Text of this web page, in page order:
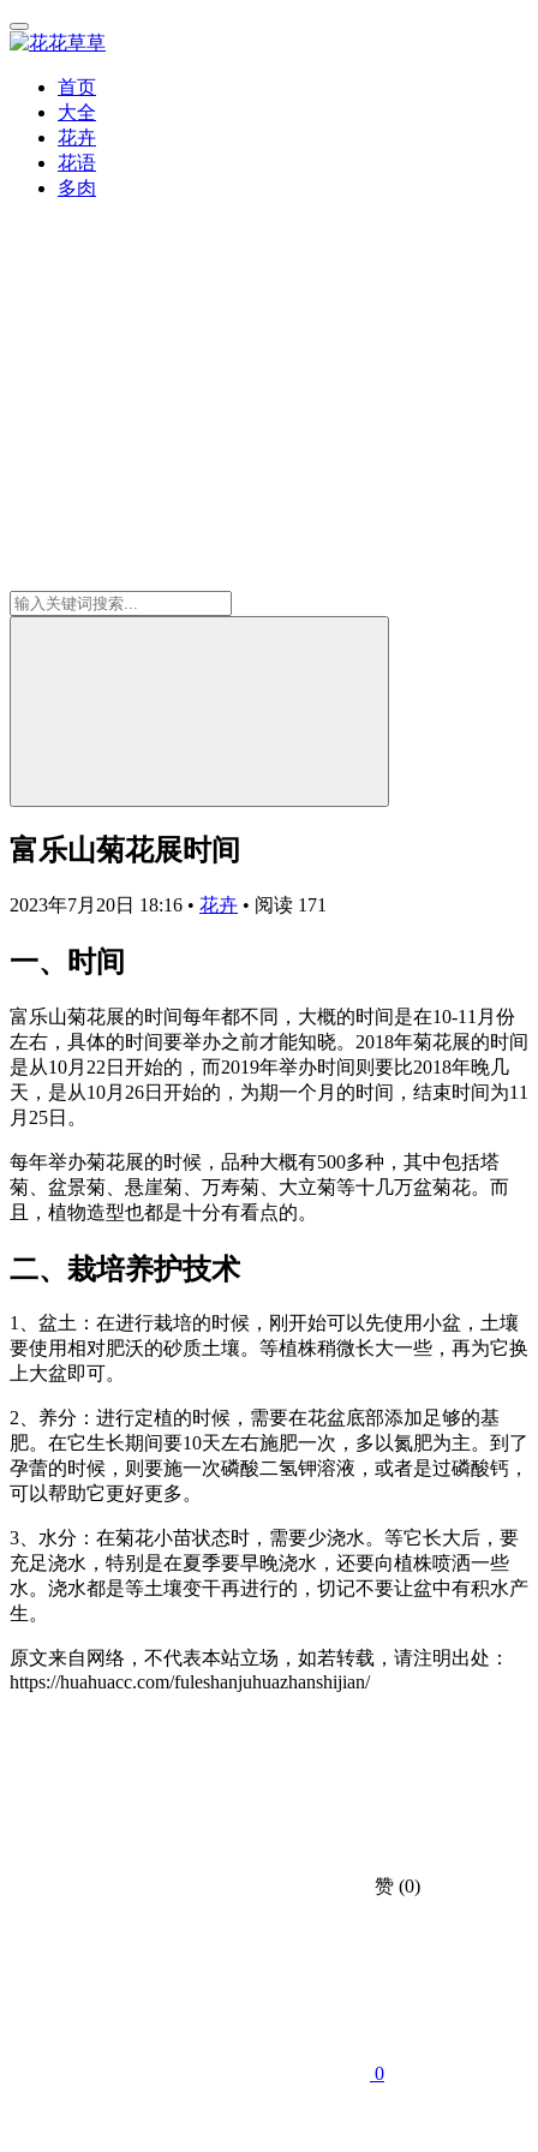
首页
大全
花卉
花语
多肉
富乐山菊花展时间
2023年7月20日 18:16 • 花卉 • 阅读 171
一、时间
富乐山菊花展的时间每年都不同，大概的时间是在10-11月份
左右，具体的时间要举办之前才能知晓。2018年菊花展的时间
是从10月22日开始的，而2019年举办时间则要比2018年晚几
天，是从10月26日开始的，为期一个月的时间，结束时间为11
月25日。
每年举办菊花展的时候，品种大概有500多种，其中包括塔
菊、盆景菊、悬崖菊、万寿菊、大立菊等十几万盆菊花。而
且，植物造型也都是十分有看点的。
二、栽培养护技术
1、盆土：在进行栽培的时候，刚开始可以先使用小盆，土壤
要使用相对肥沃的砂质土壤。等植株稍微长大一些，再为它换
上大盆即可。
2、养分：进行定植的时候，需要在花盆底部添加足够的基
肥。在它生长期间要10天左右施肥一次，多以氮肥为主。到了
孕蕾的时候，则要施一次磷酸二氢钾溶液，或者是过磷酸钙，
可以帮助它更好更多。
3、水分：在菊花小苗状态时，需要少浇水。等它长大后，要
充足浇水，特别是在夏季要早晚浇水，还要向植株喷洒一些
水。浇水都是等土壤变干再进行的，切记不要让盆中有积水产
生。
原文来自网络，不代表本站立场，如若转载，请注明出处：
https://huahuacc.com/fuleshanjuhuazhanshijian/
赞 (0)
0